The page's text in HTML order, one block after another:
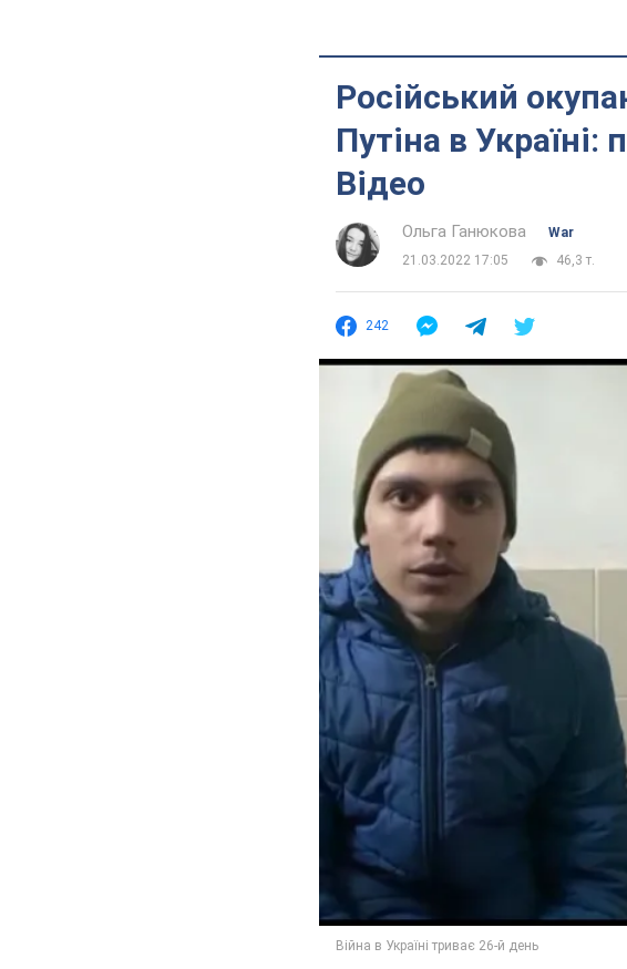
Російський
Путіна в
Відео
Ольга Ганюкова
War
21.03.2022 17:05
46,3 т.
242